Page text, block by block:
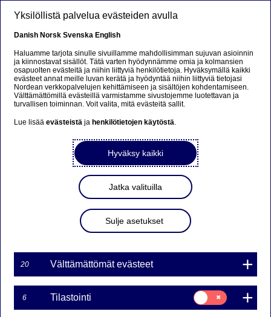
MARKKINATAKAUS
WARRANTILLE TYTY7I
7NDS1 ON PÄÄTTYNYT
15-09-2017 17:01
Nordea Bank Ab (publ):n liikkeeseenlaskeman Turbo-
warrantin markkinatakaus on päättynyt kohde-etuuden
hinnan saavutettua Turbo-warrantin knock-out tason.
Markkinatakaus päättyy välittömästi.
Turbo-warranttia:
Markkinatakaaja:
Nordea Bank AB (publ)
Kaupankäyntitunnus:
TYTY7I 7NDS1
Yksilöllistä palvelua evästeiden avulla
Danish Norsk Svenska English
Haluamme tarjota sinulle sivuillamme mahdollisimman sujuvan asioinnin
ja kiinnostavat sisällöt. Tätä varten hyödynnämme omia ja kolmansien
osapuolten evästeitä ja niihin liittyviä henkilötietoja. Hyväksymällä kaikki
evästeet annat meille luvan kerätä ja hyödyntää niihin liittyviä tietojasi
Nordean verkkopalvelujen kehittämiseen ja sisältöjen kohdentamiseen.
Välttämättömillä evästeillä varmistamme sivustojemme luotettavan ja
turvallisen toiminnan. Voit valita, mitä evästeitä sallit.
Lue lisääevästeistä ja henkilötietojen käytöstä.
Hyväksy kaikki
Jatka valituilla
Sulje asetukset
20 Välttämättömät evästeet
6 Tilastointi
Suostumusvalinta:
Tilastointi